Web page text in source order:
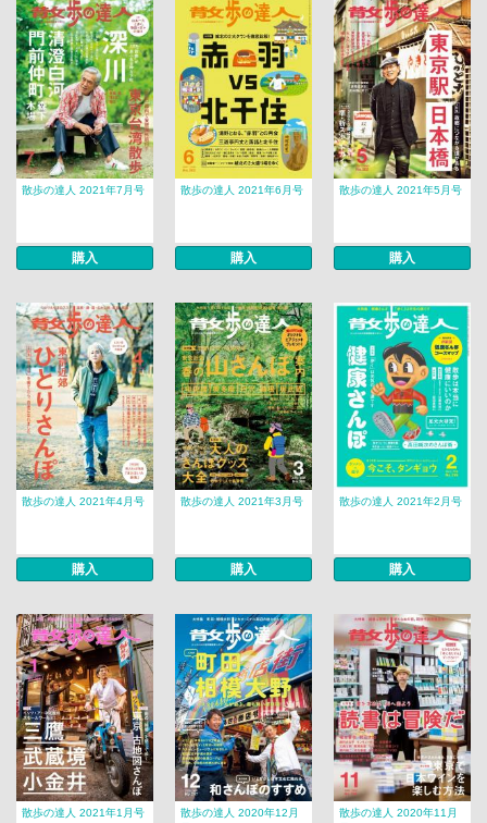
散歩の達人 2021年7月号
購入
散歩の達人 2021年6月号
購入
散歩の達人 2021年5月号
購入
散歩の達人 2021年4月号
購入
散歩の達人 2021年3月号
購入
散歩の達人 2021年2月号
購入
散歩の達人 2021年1月号
散歩の達人 2020年12月
散歩の達人 2020年11月